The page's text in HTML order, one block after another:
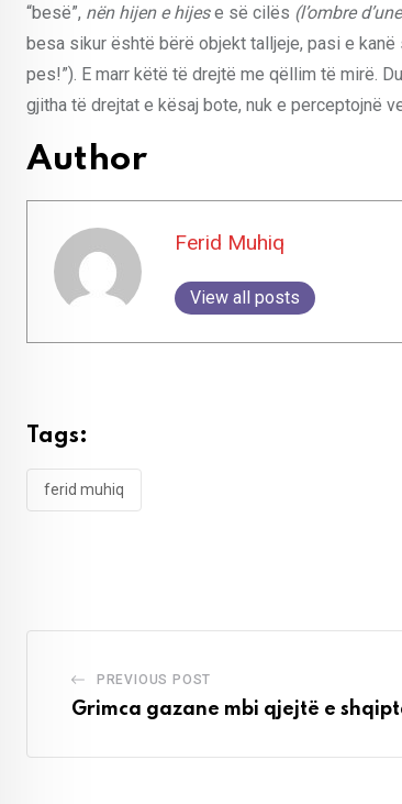
“besë”, nën hijen e hijese së cilës (l’ombre
besa sikur është bërë objekt talljeje, pasi e kanë
pes!”). E marr këtë të drejtë me qëllim të mirë.
gjitha të drejtat e kësaj bote, nuk e perceptojnë
Author
Ferid Muhiq
View all posts
Tags:
ferid muhiq
PREVIOUS POST
Grimca gazane mbi qjejtë e